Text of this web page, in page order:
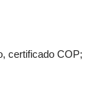
certificado COP;